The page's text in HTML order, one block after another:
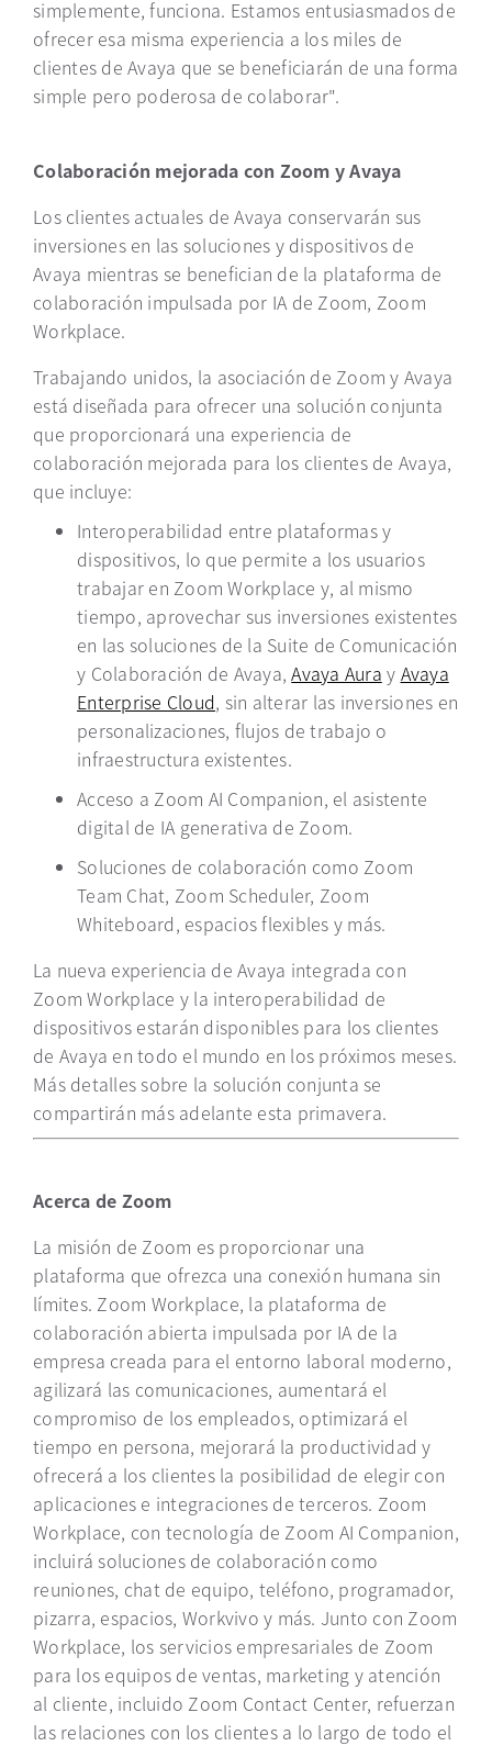
simplemente, funciona. Estamos entusiasmados de
ofrecer esa misma experiencia a los miles de
clientes de Avaya que se beneficiarán de una forma
simple pero poderosa de colaborar".
Colaboración mejorada con Zoom y Avaya
Los clientes actuales de Avaya conservarán sus
inversiones en las soluciones y dispositivos de
Avaya mientras se benefician de la plataforma de
colaboración impulsada por IA de Zoom, Zoom
Workplace.
Trabajando unidos, la asociación de Zoom y Avaya
está diseñada para ofrecer una solución conjunta
que proporcionará una experiencia de
colaboración mejorada para los clientes de Avaya,
que incluye:
Interoperabilidad entre plataformas y
dispositivos, lo que permite a los usuarios
trabajar en Zoom Workplace y, al mismo
tiempo, aprovechar sus inversiones existentes
en las soluciones de la Suite de Comunicación
y Colaboración de Avaya,Avaya Aura y Avaya
Enterprise Cloud, sin alterar las inversiones en
personalizaciones, flujos de trabajo o
infraestructura existentes.
Acceso a Zoom AI Companion, el asistente
digital de IA generativa de Zoom.
Soluciones de colaboración como Zoom
Team Chat, Zoom Scheduler, Zoom
Whiteboard, espacios flexibles y más.
La nueva experiencia de Avaya integrada con
Zoom Workplace y la interoperabilidad de
dispositivos estarán disponibles para los clientes
de Avaya en todo el mundo en los próximos meses.
Más detalles sobre la solución conjunta se
compartirán más adelante esta primavera.
Acerca de Zoom
La misión de Zoom es proporcionar una
plataforma que ofrezca una conexión humana sin
límites. Zoom Workplace, la plataforma de
colaboración abierta impulsada por IA de la
empresa creada para el entorno laboral moderno,
agilizará las comunicaciones, aumentará el
compromiso de los empleados, optimizará el
tiempo en persona, mejorará la productividad y
ofrecerá a los clientes la posibilidad de elegir con
aplicaciones e integraciones de terceros. Zoom
Workplace, con tecnología de Zoom AI Companion,
incluirá soluciones de colaboración como
reuniones, chat de equipo, teléfono, programador,
pizarra, espacios, Workvivo y más. Junto con Zoom
Workplace, los servicios empresariales de Zoom
para los equipos de ventas, marketing y atención
al cliente, incluido Zoom Contact Center, refuerzan
las relaciones con los clientes a lo largo de todo el